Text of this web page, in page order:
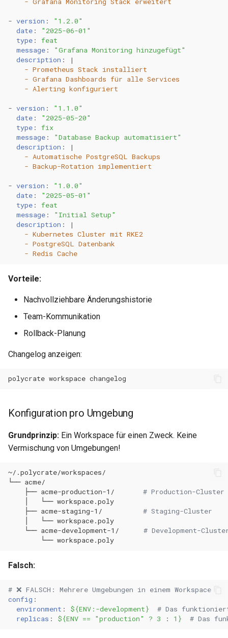
- version :
"1.2.0"
date :
"2025-06-01"
type :
feat
message : "Grafana Monitoring hinzugefügt"
description :
|
- Prometheus Stack installiert
- Grafana Dashboards für alle Services
- Alerting konfiguriert
- version :
"1.1.0"
date :
"2025-05-20"
type :
fix
message : "Database Backup automatisiert"
description :
|
- Automatische PostgreSQL Backups
- Backup-Rotation implementiert
- version :
"1.0.0"
date :
"2025-05-01"
type :
feat
message : "Initial Setup"
description :
|
- Kubernetes Cluster mit RKE2
- PostgreSQL Datenbank
- Redis Cache
Vorteile:
Nachvollziehbare Änderungshistorie
Team-Kommunikation
Rollback-Planung
Changelog anzeigen:
polycrate workspace
Konfiguration pro Umgebung
Grundprinzip: Ein Workspace für einen Zweck. Keine
Vermischung von Umgebungen!
└──
├── acme-production-1/
# Production-Cluster
└──
├── acme-staging-1/
# Staging-Cluster
└──
└── acme-development-1/
# Development-
└──
Falsch:
# ❌ FALSCH: Mehrere Umgebungen in einem Workspace
config :
environment : ${ENV:-development}
# Das
replicas : ${ENV == "production" ? 3 : 1} # Das